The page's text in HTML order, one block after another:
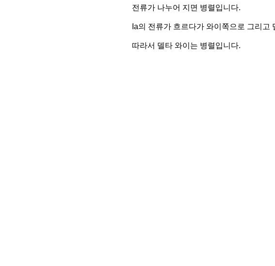
전류가 나누어 지면 병렬입니다.
Ia의 전류가 흐르다가 와이쪽으로 그리고
따라서 델타 와이는 병렬입니다.